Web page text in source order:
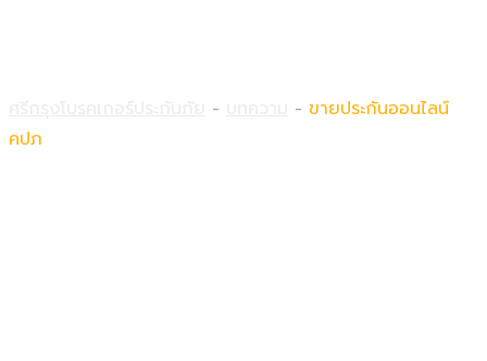
- - ขายประกันออนไลน์
คปภ